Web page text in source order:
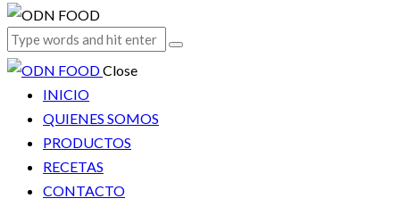
Close
INICIO
QUIENES SOMOS
PRODUCTOS
RECETAS
CONTACTO